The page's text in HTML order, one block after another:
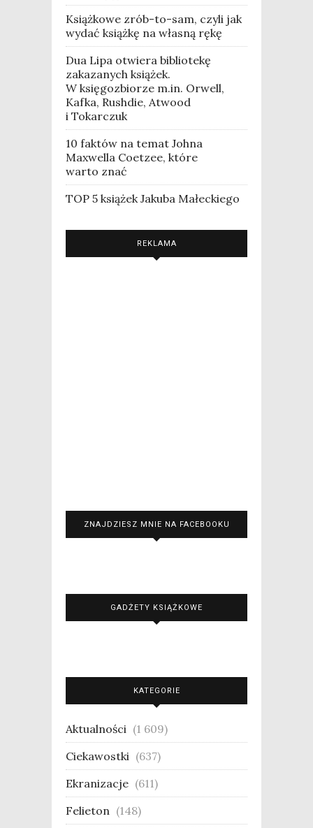
Książkowe zrób-to-sam, czyli jak
wydać książkę na własną rękę
Dua Lipa otwiera bibliotekę
zakazanych książek.
W księgozbiorze m.in. Orwell,
Kafka, Rushdie, Atwood
i Tokarczuk
10 faktów na temat Johna
Maxwella Coetzee, które
warto znać
TOP 5 książek Jakuba Małeckiego
REKLAMA
ZNAJDZIESZ MNIE NA FACEBOOKU
GADŻETY KSIĄŻKOWE
KATEGORIE
Aktualności (1 609)
Ciekawostki (637)
Ekranizacje (611)
Felieton (148)